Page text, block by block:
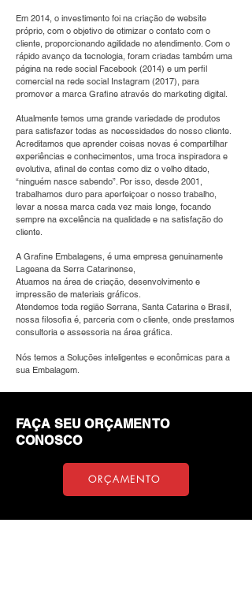
Em 2014, o investimento foi na criação de website
próprio, com o objetivo de otimizar o contato com o
cliente, proporcionando agilidade no atendimento. Com o
rápido avanço da tecnologia, foram criadas também uma
página na rede social Facebook (2014) e um perfil
comercial na rede social Instagram (2017), para
promover a marca Grafine através do marketing digital.
Atualmente temos uma grande variedade de produtos
para satisfazer todas as necessidades do nosso cliente.
Acreditamos que aprender coisas novas é compartilhar
experiências e conhecimentos, uma troca inspiradora e
evolutiva, afinal de contas como diz o velho ditado,
“ninguém nasce sabendo”. Por isso, desde 2001,
trabalhamos duro para aperfeiçoar o nosso trabalho,
levar a nossa marca cada vez mais longe, focando
sempre na excelência na qualidade e na satisfação do
cliente.
A Grafine Embalagens, é uma empresa genuinamente
Lageana da Serra Catarinense,
Atuamos na área de criação, desenvolvimento e
impressão de materiais gráficos.
Atendemos toda região Serrana, Santa Catarina e Brasil,
nossa filosofia é, parceria com o cliente, onde prestamos
consultoria e assessoria na área gráfica.
Nós temos a Soluções inteligentes e econômicas para a
sua Embalagem.
FAÇA SEU ORÇAMENTO
CONOSCO
ORÇAMENTO